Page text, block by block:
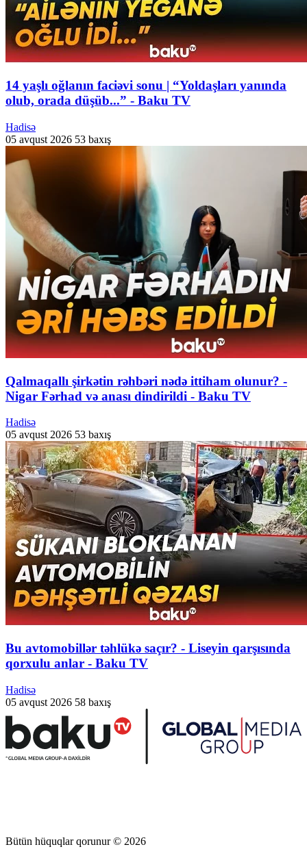
14 yaşlı oğlanın faciəvi sonu | “Yoldaşları yanında
olub, orada düşüb...” - Baku TV
Hadisə
05 avqust 2026 53 baxış
Qalmaqallı şirkətin rəhbəri nədə ittiham olunur? -
Nigar Fərhad və anası dindirildi - Baku TV
Hadisə
05 avqust 2026 53 baxış
Bu avtomobillər təhlükə saçır? - Liseyin qarşısında
qorxulu anlar - Baku TV
Hadisə
05 avqust 2026 58 baxış
Bütün hüquqlar qorunur © 2026